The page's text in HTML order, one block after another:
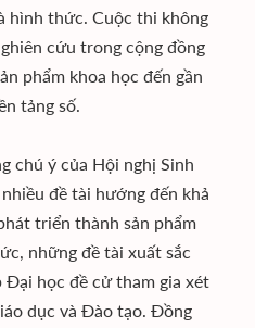
hình thức. Cuộc thi không
cứu trong cộng đồng
phẩm khoa học đến gần
tảng số.
chú ý của Hội nghị Sinh
đề tài hướng đến khả
triển thành sản phẩm
những đề tài xuất sắc
Đại học đề cử tham gia xét
dục và Đào tạo. Đồng